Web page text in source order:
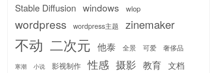
Stable Diffusion windows wlop
wordpress wordpress主题 zinemaker
不动 二次元 他泰 全景 可爱 奢侈品
寒潮 小说 影视制作 性感 摄影 教育 文档